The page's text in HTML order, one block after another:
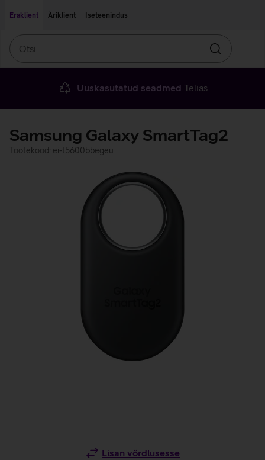
Eraklient
Äriklient Iseteenindus
Otsin
Uuskasutatud seadmed Telias
Samsung Galaxy SmartTag2
Tootekood: ei-t5600bbegeu
Lisan võrdlusesse